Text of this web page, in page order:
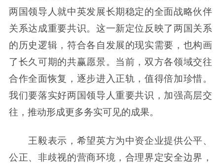
两国领导人就中英发展长期稳定的全面战略伙伴
关系达成重要共识。这一新定位反映了两国关系
的历史逻辑，符合各自发展的现实需要，也构画
了长久可期的共赢愿景。当前，双方各领域交往
合作全面恢复，逐步进入正轨，值得倍加珍惜。
我们要落实好两国领导人重要共识，加强高层交
往，推动形成更多务实可见的成果。
王毅表示，希望英方为中资企业提供公平、
公正、非歧视的营商环境，合理界定安全边界，